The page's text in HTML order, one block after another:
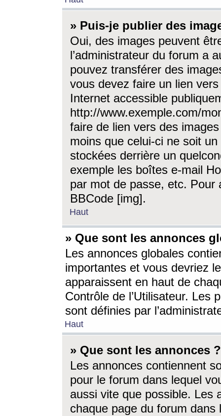
» Puis-je publier des
Oui, des images peuvent
l’administrateur du forum a
pouvez transférer des
vous devez faire un lien
Internet accessible
http://www.exemple.com/
faire de lien vers des
moins que celui-ci ne soit
stockées derrière un
exemple les boîtes e-mail
par mot de passe, etc. Pour
BBCode [img].
Haut
» Que sont les annonces
Les annonces globales
importantes et vous devriez
apparaissent en haut de
Contrôle de l’Utilisateur. Les
sont définies par
Haut
» Que sont les annonces ?
Les annonces contiennent
pour le forum dans lequel
aussi vite que possible. Les
chaque page du forum dans